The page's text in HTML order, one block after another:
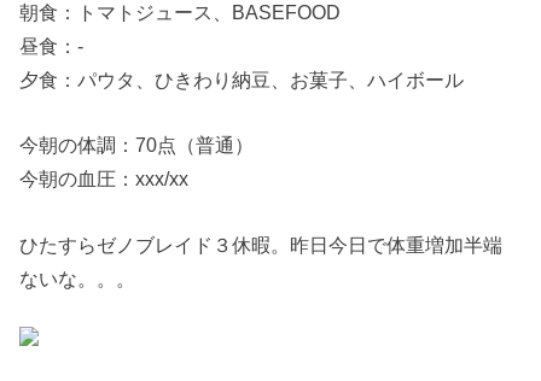
朝食：トマトジュース、BASEFOOD
昼食：-
夕食：パウタ、ひきわり納豆、お菓子、ハイボール
今朝の体調：70点（普通）
今朝の血圧：xxx/xx
ひたすらゼノブレイド３休暇。昨日今日で体重増加半端
ないな。。。